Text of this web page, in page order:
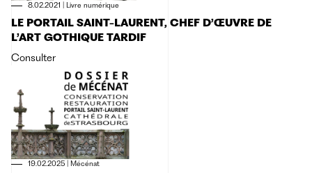
8.02.2021 Livre numérique
LE PORTAIL SAINT-LAURENT, CHEF D’ŒUVRE DE
L’ART GOTHIQUE TARDIF
Consulter
19.02.2025 Mécénat